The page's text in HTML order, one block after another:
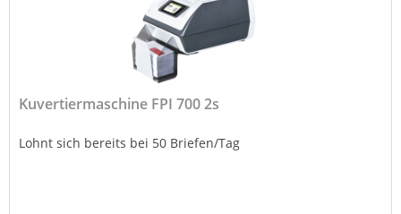
Kuvertiermaschine FPI 700 2s
Lohnt sich bereits bei 50 Briefen/Tag